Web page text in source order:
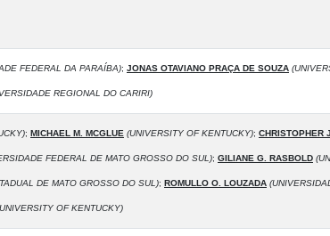
FEDERAL DA PARAÍBA); JONAS OTAVIANO PRAÇA DE SOUZA
REGIONAL DO CARIRI)
; MICHAEL M. MCGLUE (UNIVERSITY OF KENTUCKY); CHRISTOPHER
FEDERAL DE MATO GROSSO DO SUL); GILIANE G. RASBOLD
DE MATO GROSSO DO SUL); ROMULLO O. LOUZADA
OF KENTUCKY)